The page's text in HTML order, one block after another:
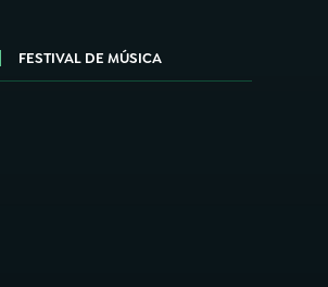
FESTIVAL DE MÚSICA